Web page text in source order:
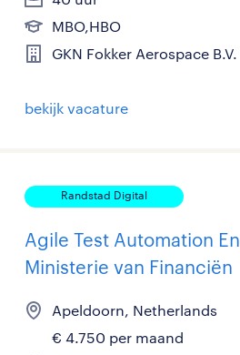
MBO,HBO
GKN Fokker Aerospace B.V.
bekijk vacature
Randstad Digital
Agile Test Automation
Ministerie van Financiën
Apeldoorn, Netherlands
€ 4.750 per maand